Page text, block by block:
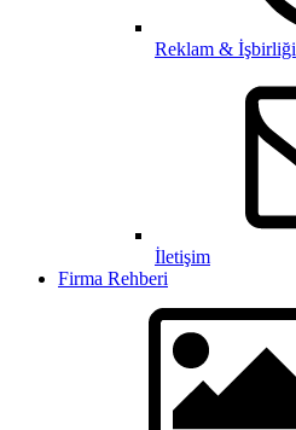
Reklam & İşbirliği
İletişim
Firma Rehberi